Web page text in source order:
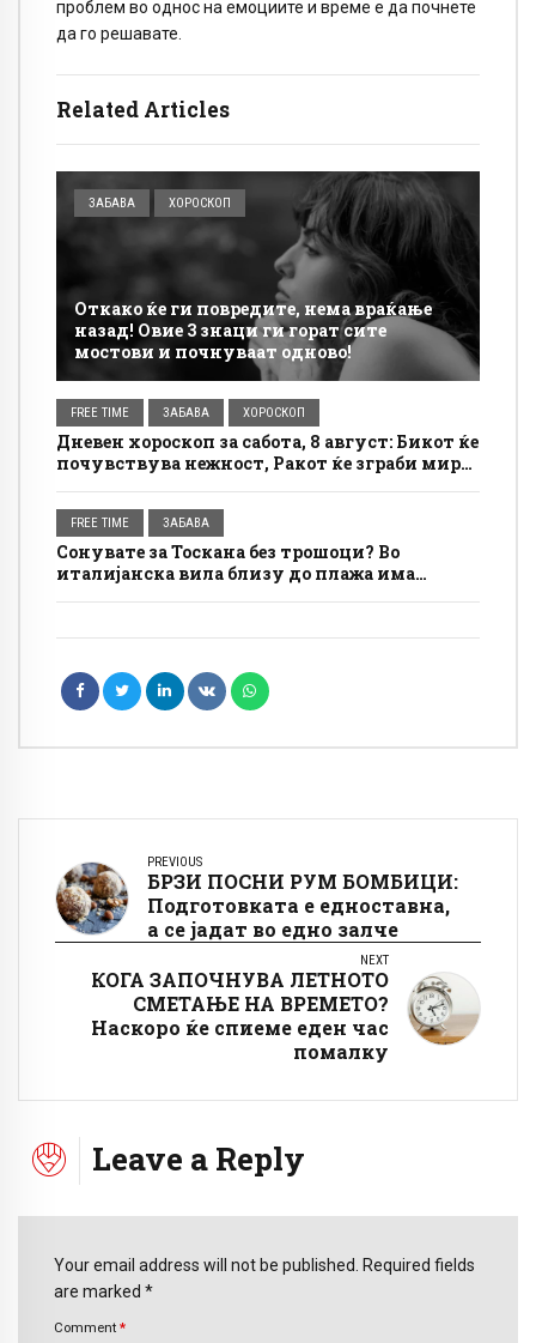
Related Articles
ЗАБАВА ХОРОСКОП
Откако ќе ги повредите, нема враќање
назад! Овие 3 знаци ги горат сите
мостови и почнуваат одново!
FREE TIME ЗАБАВА ХОРОСКОП
Дневен хороскоп за сабота, 8 август: Бикот ќе
почувствува нежност, Ракот ќе зграби мир
FREE TIME ЗАБАВА
Сонувате за Тоскана без трошоци? Во
италијанска вила близу до плажа има
проблем во однос на емоциите и време е да почнете
да го решавате.
PREVIOUS
БРЗИ ПОСНИ РУМ БОМБИЦИ:
Подготовката е едноставна,
а се јадат во едно залче
NEXT
КОГА ЗАПОЧНУВА ЛЕТНОТО
СМЕТАЊЕ НА ВРЕМЕТО?
Наскоро ќе спиеме еден час
помалку
Leave a Reply
Your email address will not be published. Required fields
are marked *
Comment *